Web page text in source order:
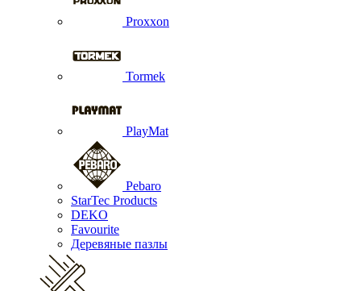
Proxxon
Tormek
PlayMat
Pebaro
StarTec Products
DEKO
Favourite
Деревяные пазлы